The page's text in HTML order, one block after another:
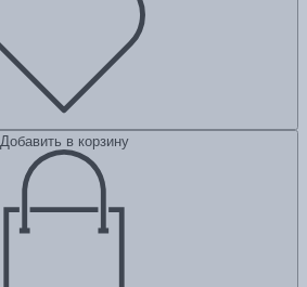
Добавить в корзину